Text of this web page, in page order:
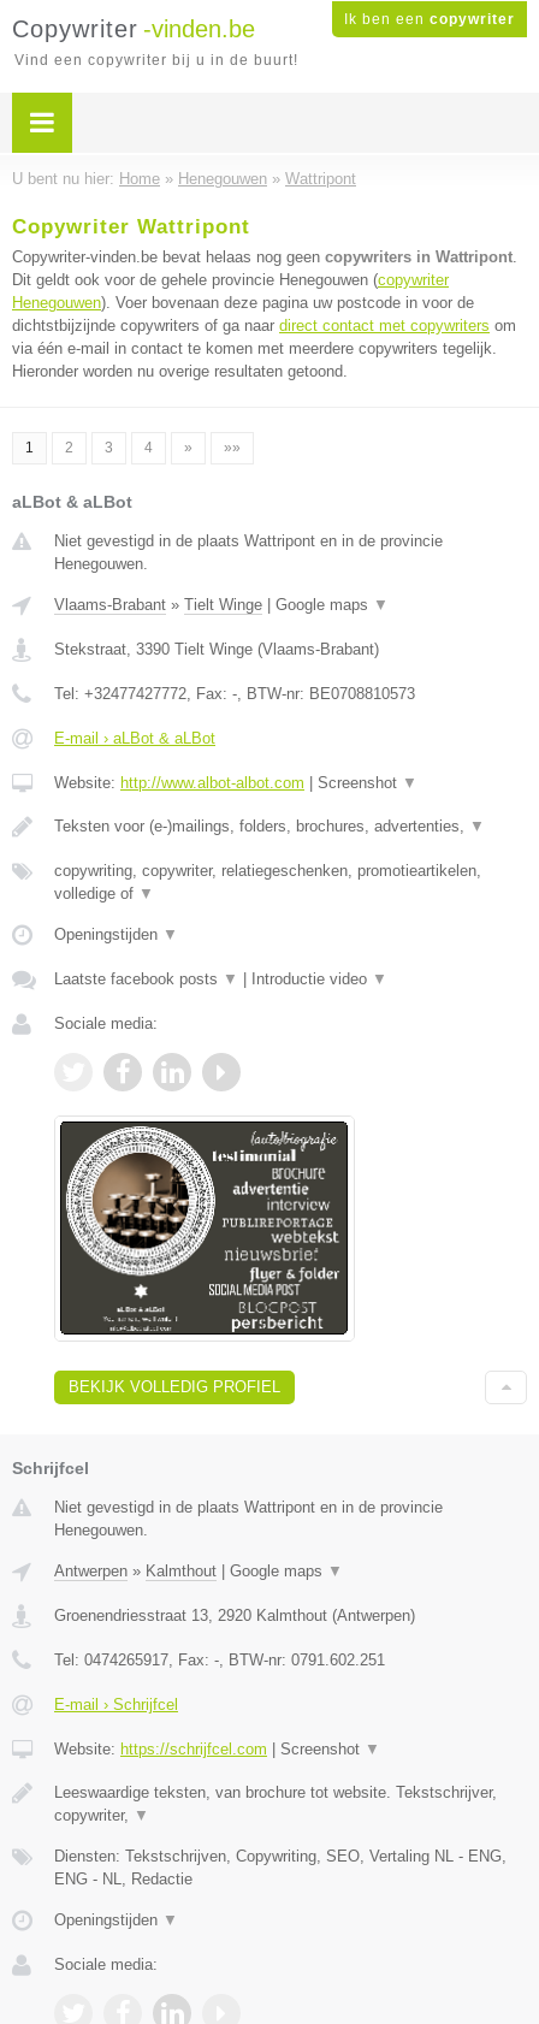
Ik ben een copywriter
Copywriter -vinden.be
Vind een copywriter bij u in de buurt!
U bent nu hier: Home » Henegouwen » Wattripont
Copywriter Wattripont
Copywriter-vinden.be bevat helaas nog geen copywriters in Wattripont.
Dit geldt ook voor de gehele provincie Henegouwen (copywriter
Henegouwen). Voer bovenaan deze pagina uw postcode in voor de
dichtstbijzijnde copywriters of ga naar direct contact met copywriters om
via één e-mail in contact te komen met meerdere copywriters tegelijk.
Hieronder worden nu overige resultaten getoond.
1 2 3 4 » »»
aLBot & aLBot
Niet gevestigd in de plaats Wattripont en in de provincie
Henegouwen.
Vlaams-Brabant » Tielt Winge Google maps ▼
Stekstraat, 3390 Tielt Winge (Vlaams-Brabant)
Tel: +32477427772, Fax: -, BTW-nr: BE0708810573
E-mail › aLBot & aLBot
Website: http://www.albot-albot.com Screenshot ▼
Teksten voor (e-)mailings, folders, brochures, advertenties, ▼
copywriting, copywriter, relatiegeschenken, promotieartikelen,
volledige of ▼
Openingstijden ▼
Laatste facebook posts ▼ Introductie video ▼
Sociale media:
BEKIJK VOLLEDIG PROFIEL
Schrijfcel
Niet gevestigd in de plaats Wattripont en in de provincie
Henegouwen.
Antwerpen » Kalmthout | Google maps ▼
Groenendriesstraat 13 2920 Kalmthout (Antwerpen)
Tel: 0474265917 , Fax: - , BTW-nr: 0791.602.251
E-mail › Schrijfcel
Website: https://schrijfcel.com | Screenshot ▼
Leeswaardige teksten, van brochure tot website. Tekstschrijver,
copywriter,
▼
Diensten: Tekstschrijven, Copywriting, SEO, Vertaling NL - ENG,
ENG - NL, Redactie
Openingstijden ▼
Sociale media: